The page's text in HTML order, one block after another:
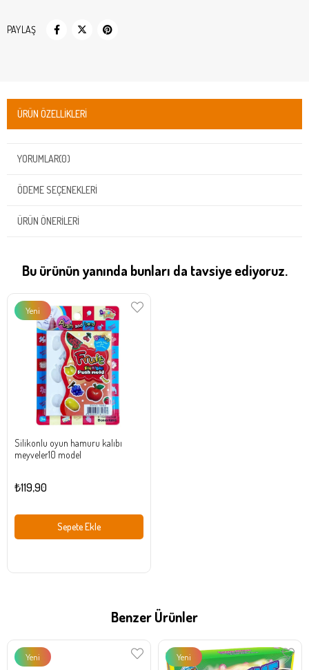
PAYLAŞ
ÜRÜN ÖZELLIKLERI
YORUMLAR(0)
ÖDEME SEÇENEKLERI
ÜRÜN ÖNERILERI
Bu ürünün yanında bunları da tavsiye ediyoruz.
Silikonlu oyun hamuru kalıbı
meyveler10 model
₺119,90
Sepete Ekle
Yeni
Ürün
Benzer Ürünler
Yeni
Yeni